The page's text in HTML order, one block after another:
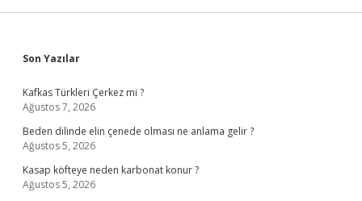
Sidebar
Son Yazılar
Kafkas Türkleri Çerkez mi ?
Ağustos 7, 2026
Beden dilinde elin çenede olması ne anlama gelir ?
Ağustos 5, 2026
Kasap köfteye neden karbonat konur ?
Ağustos 5, 2026